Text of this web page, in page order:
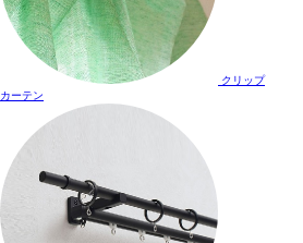
クリップ
カーテン